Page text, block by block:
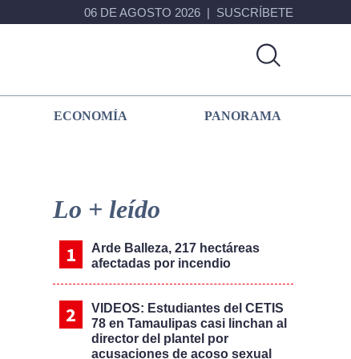
06 DE AGOSTO 2026 SUSCRÍBETE
ECONOMÍA PANORAMA
Sidebar
Lo + leído
Arde Balleza, 217 hectáreas
afectadas por incendio
VIDEOS: Estudiantes del CETIS
78 en Tamaulipas casi linchan al
director del plantel por
acusaciones de acoso sexual